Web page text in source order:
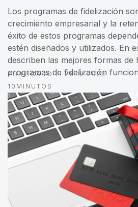
Los programas de fidelización
crecimiento empresarial y la
éxito de estos programas
estén diseñados y utilizados. En
describen las mejores formas de
programas de fidelización
PUBLICADO EL26.12.2023
10 MINUTOS